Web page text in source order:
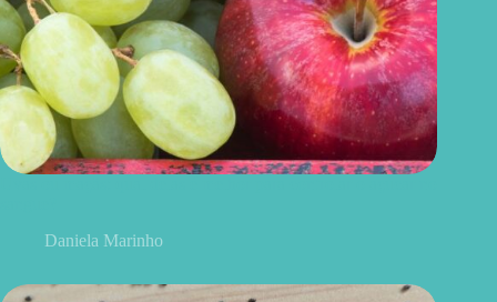
Daniela Marinho